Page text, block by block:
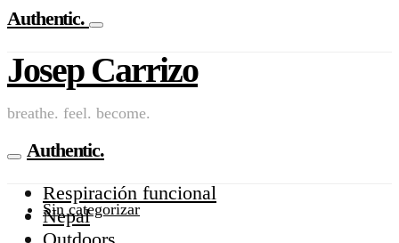
Authentic.
Josep Carrizo
breathe. feel. become.
Authentic.
Respiración funcional
Nepal
Sin categorizar